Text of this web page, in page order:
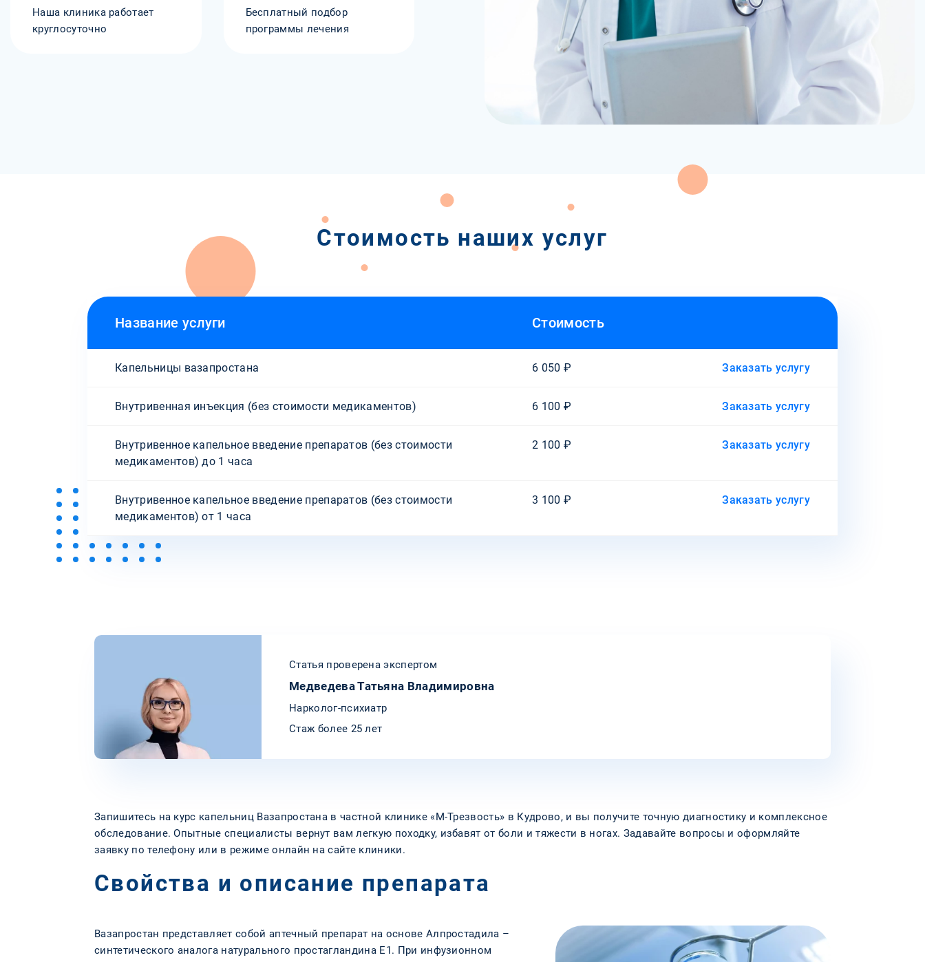
Наша клиника работает
круглосуточно
Бесплатный подбор
программы лечения
Стоимость наших услуг
Название услуги Стоимость
Капельницы вазапростана 6 050 ₽ Заказать услугу
Внутривенная инъекция (без стоимости медикаментов) 6 100 ₽ Заказать услугу
Внутривенное капельное введение препаратов (без стоимости
медикаментов) до 1 часа
2 100 ₽ Заказать услугу
Внутривенное капельное введение препаратов (без стоимости
медикаментов) от 1 часа
3 100 ₽ Заказать услугу
Статья проверена экспертом
Медведева Татьяна Владимировна
Нарколог-психиатр
Стаж более 25 лет
Запишитесь на курс капельниц Вазапростана в частной клинике «М-Трезвость» в Кудрово, и вы получите точную диагностику и комплексное
обследование. Опытные специалисты вернут вам легкую походку, избавят от боли и тяжести в ногах. Задавайте вопросы и оформляйте
заявку по телефону или в режиме онлайн на сайте клиники.
Свойства и описание препарата
Вазапростан представляет собой аптечный препарат на основе Алпростадила –
синтетического аналога натурального простагландина Е1. При инфузионном